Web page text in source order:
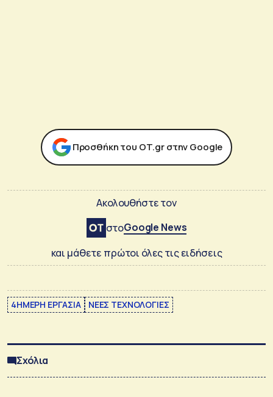
Προσθήκη του ΟΤ.gr στην Google
Ακολουθήστε τον
στοGoogle News
και μάθετε πρώτοι όλες τις ειδήσεις
4ΗΜΕΡΗ ΕΡΓΑΣΙΑ ΝΕΕΣ ΤΕΧΝΟΛΟΓΙΕΣ
Σχόλια